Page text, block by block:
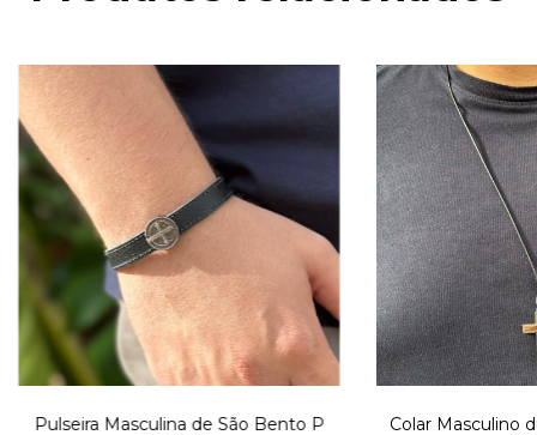
Pulseira Masculina de São Bento P
Colar Masculino